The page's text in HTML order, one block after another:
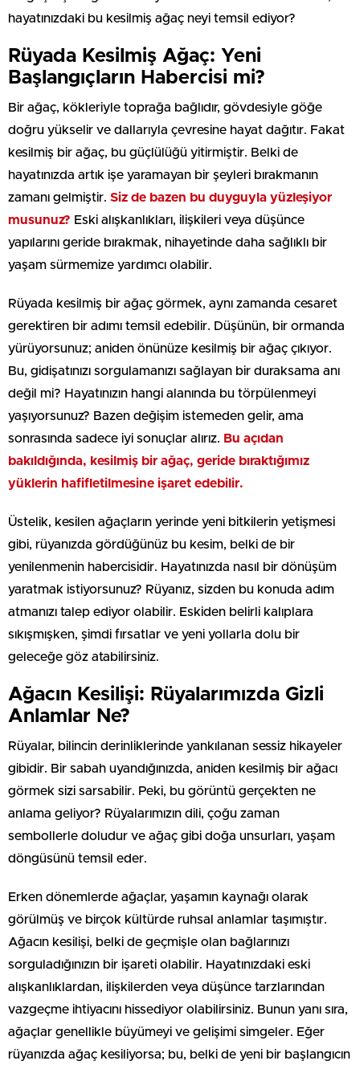
hayatınızdaki bu kesilmiş ağaç neyi temsil ediyor?
Rüyada Kesilmiş Ağaç: Yeni
Başlangıçların Habercisi mi?
Bir ağaç, kökleriyle toprağa bağlıdır, gövdesiyle göğe
doğru yükselir ve dallarıyla çevresine hayat dağıtır. Fakat
kesilmiş bir ağaç, bu güçlülüğü yitirmiştir. Belki de
hayatınızda artık işe yaramayan bir şeyleri bırakmanın
zamanı gelmiştir. Siz de bazen bu duyguyla yüzleşiyor
musunuz? Eski alışkanlıkları, ilişkileri veya düşünce
yapılarını geride bırakmak, nihayetinde daha sağlıklı bir
yaşam sürmemize yardımcı olabilir.
Rüyada kesilmiş bir ağaç görmek, aynı zamanda cesaret
gerektiren bir adımı temsil edebilir. Düşünün, bir ormanda
yürüyorsunuz; aniden önünüze kesilmiş bir ağaç çıkıyor.
Bu, gidişatınızı sorgulamanızı sağlayan bir duraksama anı
değil mi? Hayatınızın hangi alanında bu törpülenmeyi
yaşıyorsunuz? Bazen değişim istemeden gelir, ama
sonrasında sadece iyi sonuçlar alırız. Bu açıdan
bakıldığında, kesilmiş bir ağaç, geride bıraktığımız
yüklerin hafifletilmesine işaret edebilir.
Üstelik, kesilen ağaçların yerinde yeni bitkilerin yetişmesi
gibi, rüyanızda gördüğünüz bu kesim, belki de bir
yenilenmenin habercisidir. Hayatınızda nasıl bir dönüşüm
yaratmak istiyorsunuz? Rüyanız, sizden bu konuda adım
atmanızı talep ediyor olabilir. Eskiden belirli kalıplara
sıkışmışken, şimdi fırsatlar ve yeni yollarla dolu bir
geleceğe göz atabilirsiniz.
Ağacın Kesilişi: Rüyalarımızda Gizli
Anlamlar Ne?
Rüyalar, bilincin derinliklerinde yankılanan sessiz hikayeler
gibidir. Bir sabah uyandığınızda, aniden kesilmiş bir ağacı
görmek sizi sarsabilir. Peki, bu görüntü gerçekten ne
anlama geliyor? Rüyalarımızın dili, çoğu zaman
sembollerle doludur ve ağaç gibi doğa unsurları, yaşam
döngüsünü temsil eder.
Erken dönemlerde ağaçlar, yaşamın kaynağı olarak
görülmüş ve birçok kültürde ruhsal anlamlar taşımıştır.
Ağacın kesilişi, belki de geçmişle olan bağlarınızı
sorguladığınızın bir işareti olabilir. Hayatınızdaki eski
alışkanlıklardan, ilişkilerden veya düşünce tarzlarından
vazgeçme ihtiyacını hissediyor olabilirsiniz. Bunun yanı sıra,
ağaçlar genellikle büyümeyi ve gelişimi simgeler. Eğer
rüyanızda ağaç kesiliyorsa; bu, belki de yeni bir başlangıcın